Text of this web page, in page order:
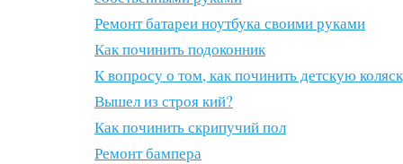
Ремонт батареи ноутбука своими руками
Как починить подоконник
К вопросу о том, как починить детскую
Вышел из строя кий?
Как починить скрипучий пол
Ремонт бампера